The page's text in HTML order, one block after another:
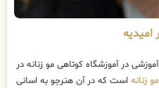
امیدیه
در آموزشگاه کوتاهی مو زنانه در
زنانه است که در آن هنرجو به اسانی